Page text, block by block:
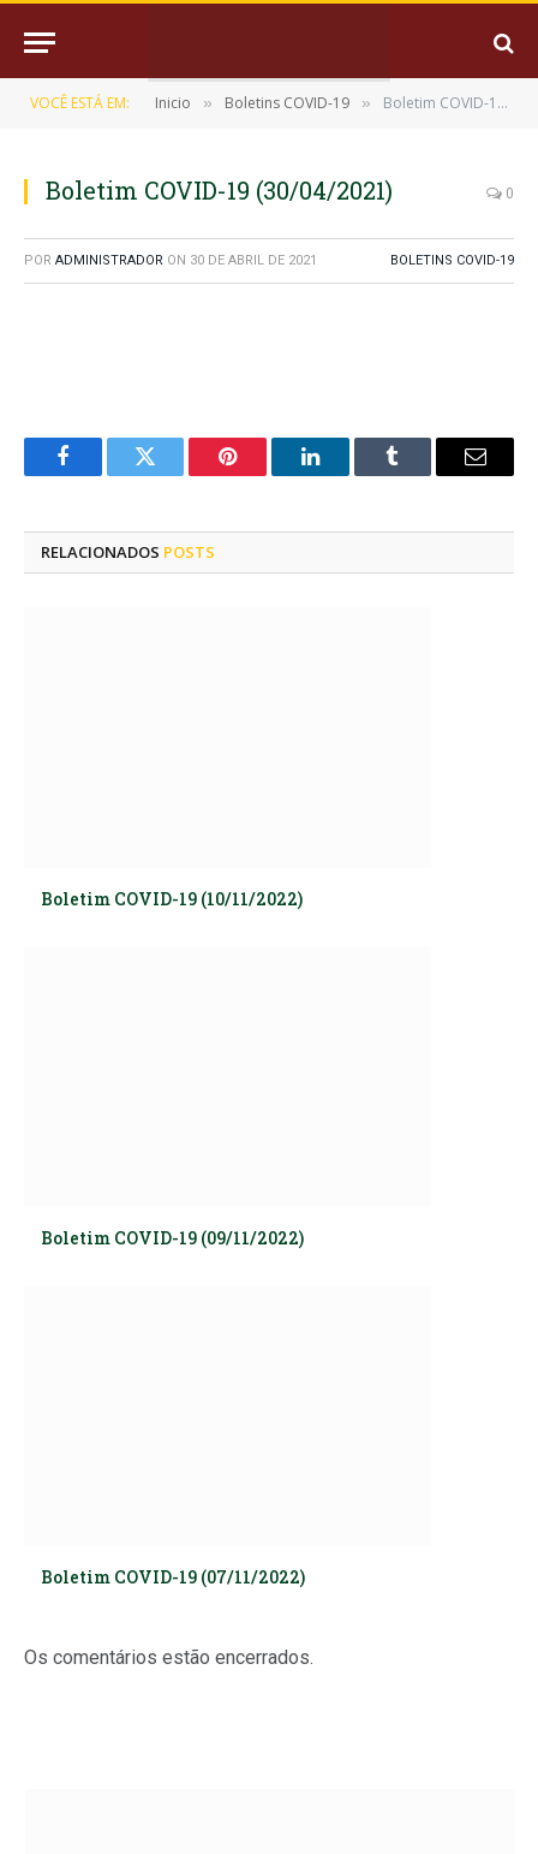
VOCÊ ESTÁ EM: Inicio » Boletins COVID-19 » Boletim COVID-19 (30/04/2021)
Boletim COVID-19 (30/04/2021) 0
POR ADMINISTRADOR ON 30 DE ABRIL DE 2021 BOLETINS COVID-19
FacebookTwitter Pinterest LinkedInTumblr
E-
RELACIONADOS POSTS
Boletim COVID-19 (10/11/2022)
Boletim COVID-19 (09/11/2022)
Boletim COVID-19 (07/11/2022)
Os comentários estão encerrados.